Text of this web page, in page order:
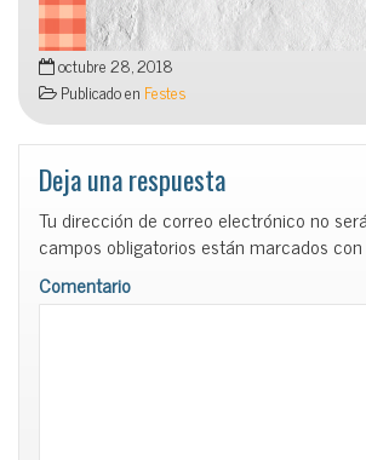
octubre 28, 2018
Publicado en Festes
Deja una respuesta
Tu dirección de correo electrónico no
campos obligatorios están marcados con
Comentario